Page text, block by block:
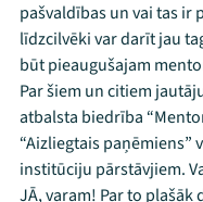
pašvaldības un vai tas ir
līdzcilvēki var darīt jau
būt pieaugušajam
Par šiem un citiem
atbalsta biedrība
“Aizliegtais
institūciju pārstāvjiem.
JĀ, varam! Par to plašāk